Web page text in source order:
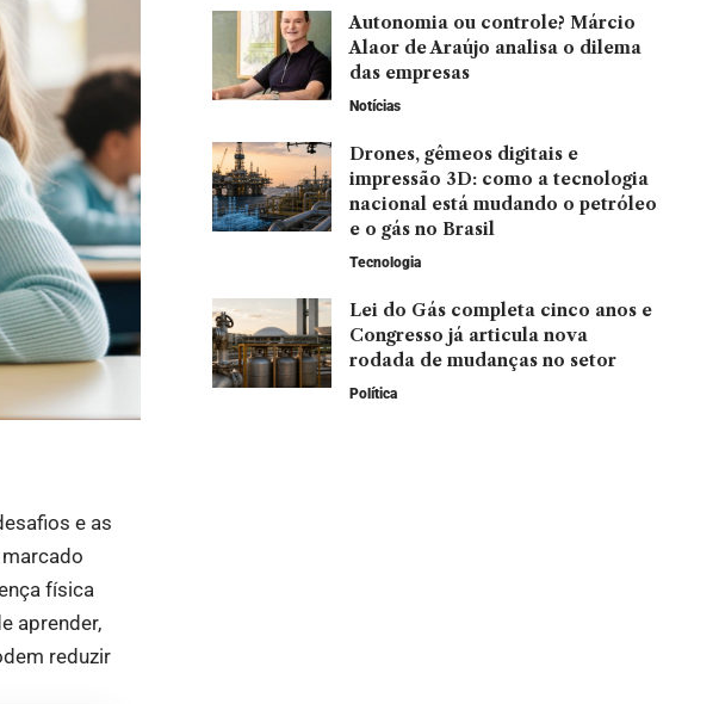
e as
física
aprender,
reduzir
Autonomia ou controle? Márcio
Alaor de Araújo analisa o dilema
das empresas
Notícias
Drones, gêmeos digitais e
impressão 3D: como a tecnologia
nacional está mudando o petróleo
e o gás no Brasil
Tecnologia
Lei do Gás completa cinco anos e
Congresso já articula nova
rodada de mudanças no setor
Política